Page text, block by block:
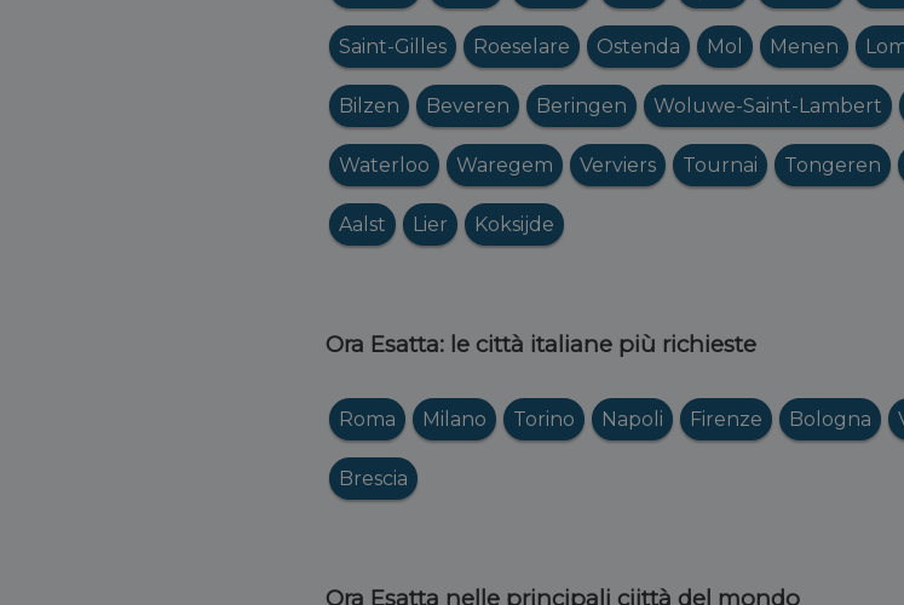
Saint-Gilles Roeselare Ostenda Mol Menen
Bilzen Beveren Beringen Woluwe-Saint-Lambert
Waterloo Waregem Verviers Tournai Tongeren
Aalst Lier Koksijde
Ora Esatta: le città italiane più richieste
Roma Milano Torino Napoli Firenze Bologna
Brescia
Ora Esatta nelle principali ciittà del mondo